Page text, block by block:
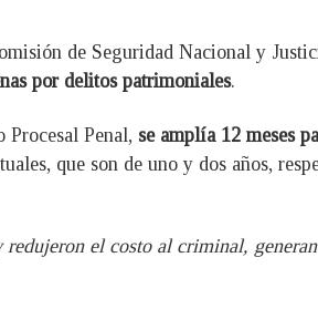
de Seguridad Nacional y
por delitos patrimoniales.
Penal, se amplía 12 meses
que son de uno y dos años,
el costo al criminal,